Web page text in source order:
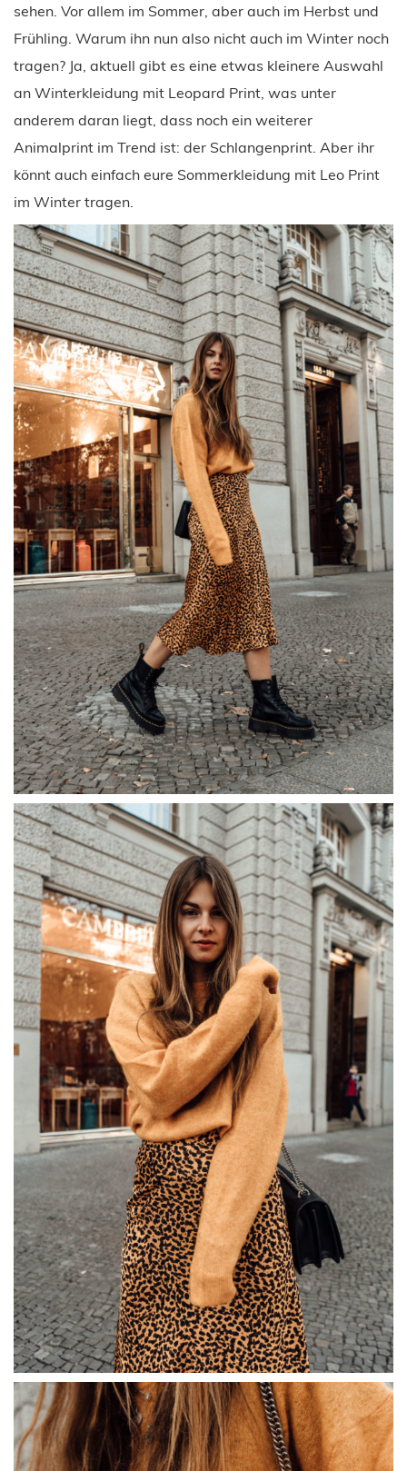
sehen. Vor allem im Sommer, aber auch im Herbst und
Frühling. Warum ihn nun also nicht auch im Winter noch
tragen? Ja, aktuell gibt es eine etwas kleinere Auswahl
an Winterkleidung mit Leopard Print, was unter
anderem daran liegt, dass noch ein weiterer
Animalprint im Trend ist: der Schlangenprint. Aber ihr
könnt auch einfach eure Sommerkleidung mit Leo Print
im Winter tragen.